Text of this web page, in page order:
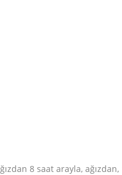
8 saat arayla, ağızdan,